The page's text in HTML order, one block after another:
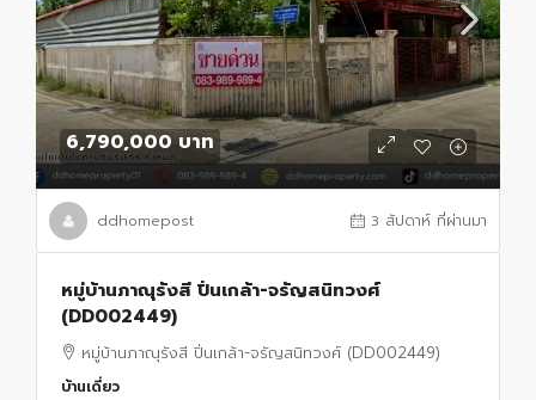
6,790,000 บาท
ddhomepost 3 สัปดาห์ ที่ผ่านมา
หมู่บ้านภาณุรังสี ปิ่นเกล้า-จรัญสนิทวงศ์
(DD002449)
หมู่บ้านภาณุรังสี ปิ่นเกล้า-จรัญสนิทวงศ์ (DD002449)
บ้านเดี่ยว